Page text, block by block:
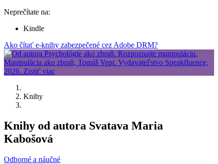
Neprečítate na:
Kindle
Ako čítať e-knihy zabezpečené cez Adobe DRM?
Knihy
Knihy od autora Svatava Maria
Kabošová
Odborné a náučné